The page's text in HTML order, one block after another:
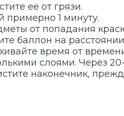
ее от грязи.
примерно 1 минуту.
от попадания
баллон на
время от
слоями. Через
наконечник,